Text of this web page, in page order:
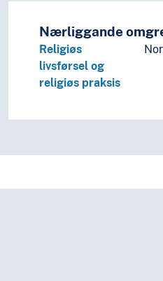
Nærliggande
Religiøs
livsførsel og
religiøs praksis